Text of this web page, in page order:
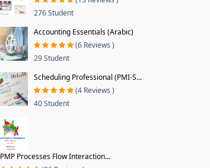
276 Student
Accounting Essentials (Arabic)
(6 Reviews )
29 Student
Scheduling Professional (PMI-S...
(4 Reviews )
40 Student
PMP Processes Flow Interaction...